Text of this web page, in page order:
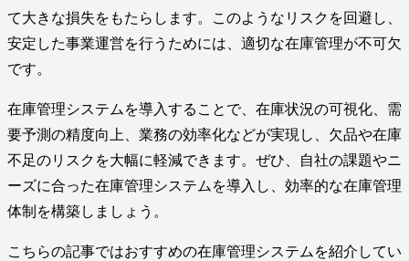
て大きな損失をもたらします。このようなリスクを回避し、
安定した事業運営を行うためには、適切な在庫管理が不可欠
です。
在庫管理システムを導入することで、在庫状況の可視化、需
要予測の精度向上、業務の効率化などが実現し、欠品や在庫
不足のリスクを大幅に軽減できます。ぜひ、自社の課題やニ
ーズに合った在庫管理システムを導入し、効率的な在庫管理
体制を構築しましょう。
こちらの記事ではおすすめの在庫管理システムを紹介してい